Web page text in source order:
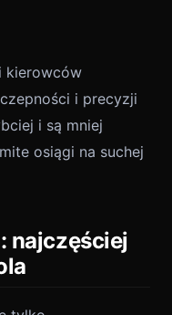
kierowców
i precyzji
i są mniej
osiągi na suchej
najczęściej